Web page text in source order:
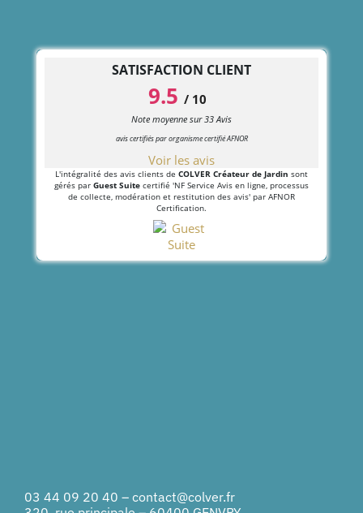
SATISFACTION CLIENT
9.5 / 10
Note moyenne sur33 Avis
avis certifiés par organisme certifié AFNOR
Voir les avis
L'intégralité des avis clients de COLVER Créateur de Jardin sont
gérés par Guest Suite certifié 'NF Service Avis en ligne, processus
de collecte, modération et restitution des avis' par AFNOR
Certification.
03 44 09 20 40 – contact@colver.fr